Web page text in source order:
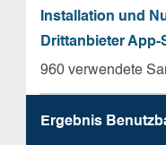
Installation und
Drittanbieter App-
960 verwendete
Ergebnis